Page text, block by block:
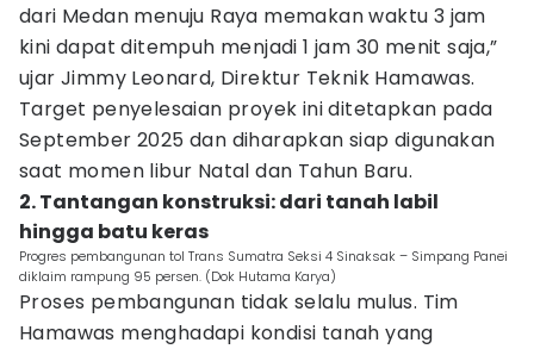
dari Medan menuju Raya memakan waktu 3 jam
kini dapat ditempuh menjadi 1 jam 30 menit saja,”
ujar Jimmy Leonard, Direktur Teknik Hamawas.
Target penyelesaian proyek ini ditetapkan pada
September 2025 dan diharapkan siap digunakan
saat momen libur Natal dan Tahun Baru.
2. Tantangan konstruksi: dari tanah labil
hingga batu keras
Progres pembangunan tol Trans Sumatra Seksi 4 Sinaksak – Simpang Panei
diklaim rampung 95 persen. (Dok Hutama Karya)
Proses pembangunan tidak selalu mulus. Tim
Hamawas menghadapi kondisi tanah yang